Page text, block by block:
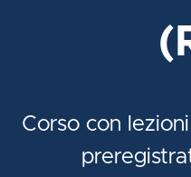
Corso con